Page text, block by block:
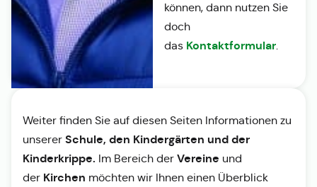
können, dann nutzen Sie
doch
das Kontaktformular.
Weiter finden Sie auf diesen Seiten Informationen zu
unserer Schule, den Kindergärten und der
Kinderkrippe. Im Bereich der Vereine und
der Kirchen möchten wir Ihnen einen Überblick